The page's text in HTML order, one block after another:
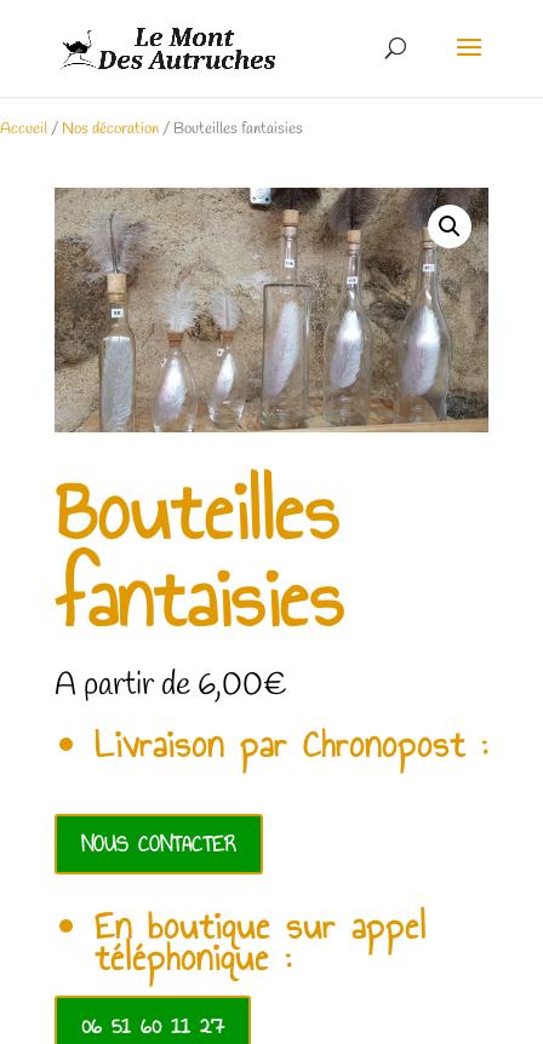
Accueil/ Nos décoration / Bouteilles fantaisies
Bouteilles
fantaisies
A partir de 6,00€
Livraison par Chronopost :
NOUS CONTACTER
En boutique sur appel
téléphonique :
06 51 60 11 27